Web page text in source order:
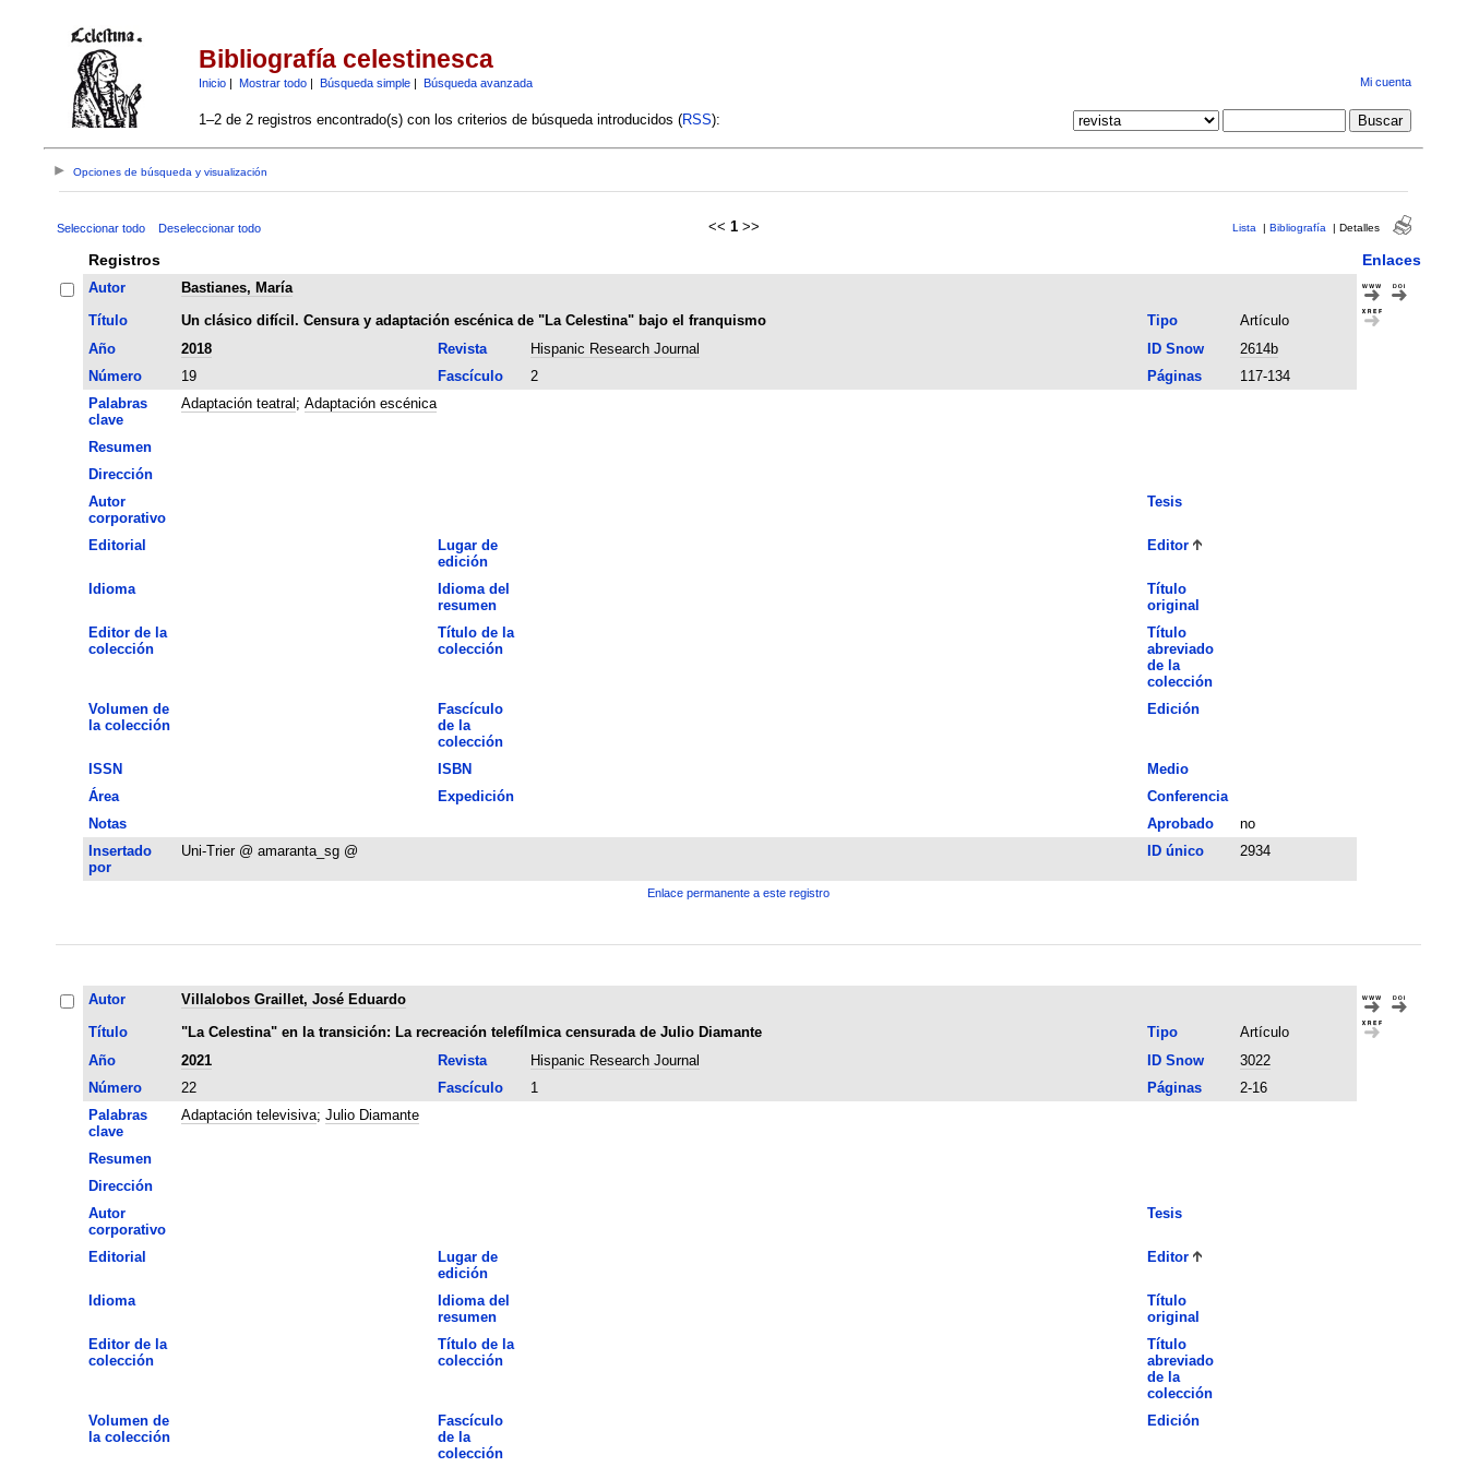
Bibliografía celestinesca
Inicio| Mostrar todo| Búsqueda simple| Búsqueda avanzada Mi cuenta
1–2 de 2 registros encontrado(s) con los criterios de búsqueda introducidos (RSS):
Opciones de búsqueda y visualización
Seleccionar todo Deseleccionar todo << 1 >> Lista | Bibliografía | Detalles
Registros Enlaces
Autor
Bastianes, María
Título
Un clásico difícil. Censura y adaptación escénica de "La Celestina" bajo el franquismo Tipo
Artículo
Año
2018 Revista Hispanic Research Journal ID Snow
2614b
Número
19 Fascículo 2 Páginas
117-134
Palabras
clave
Adaptación teatral ; Adaptación escénica
Resumen
Dirección
Autor
corporativo
Tesis
Editorial
Lugar de
edición
Editor
Idioma
Idioma del
resumen
Título
original
Editor de la
colección
Título de la
colección
Título
abreviado
de la
colección
Volumen de
la colección
Fascículo
de la
colección
Edición
ISSN ISBN
Medio
Área
Expedición
Conferencia
Notas
Aprobado
no
Insertado
por
Uni-Trier @ amaranta_sg @ ID único 2934
Enlace permanente a este registro
Autor
Villalobos Graillet, José Eduardo
Título
"La Celestina" en la transición: La recreación telefílmica censurada de Julio Diamante Tipo
Artículo
Año
2021 Revista Hispanic Research Journal ID Snow
3022
Número
22 Fascículo 1 Páginas
2-16
Palabras
clave
Adaptación televisiva; Julio Diamante
Resumen
Dirección
Autor
corporativo
Tesis
Editorial
Lugar de
edición
Editor
Idioma
Idioma del
resumen
Título
original
Editor de la
colección
Título de la
colección
Título
abreviado
de la
colección
Volumen de
la colección
Fascículo
de la
colección
Edición